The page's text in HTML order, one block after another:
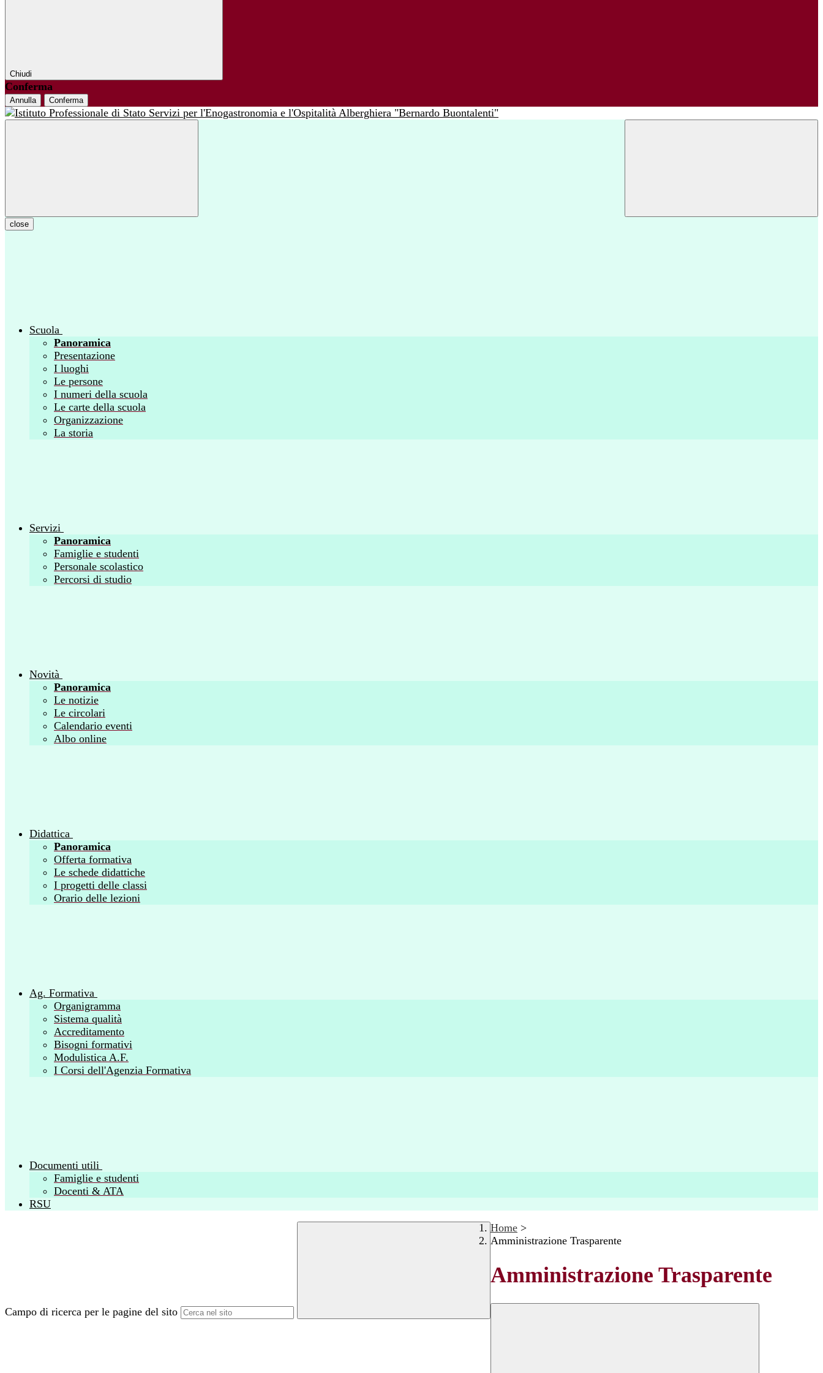
Chiudi
Conferma
Annulla Conferma
close
Scuola
Panoramica
Presentazione
I luoghi
Le persone
I numeri della scuola
Le carte della scuola
Organizzazione
La storia
Servizi
Panoramica
Famiglie e studenti
Personale scolastico
Percorsi di studio
Novità
Panoramica
Le notizie
Le circolari
Calendario eventi
Albo online
Didattica
Panoramica
Offerta formativa
Le schede didattiche
I progetti delle classi
Orario delle lezioni
Ag. Formativa
Organigramma
Sistema qualità
Accreditamento
Bisogni formativi
Modulistica A.F.
I Corsi dell'Agenzia Formativa
Documenti utili
Famiglie e studenti
Docenti & ATA
RSU
Campo di ricerca per le pagine del sito
Home >
Amministrazione Trasparente
Amministrazione Trasparente